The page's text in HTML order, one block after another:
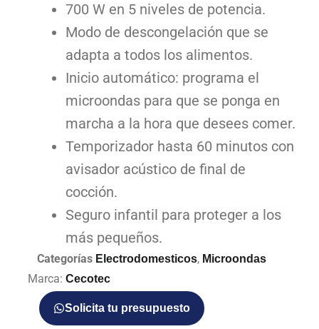
700 W en 5 niveles de potencia.
Modo de descongelación que se
adapta a todos los alimentos.
Inicio automático: programa el
microondas para que se ponga en
marcha a la hora que desees comer.
Temporizador hasta 60 minutos con
avisador acústico de final de
cocción.
Seguro infantil para proteger a los
más pequeños.
Categorías Electrodomesticos, Microondas
Marca: Cecotec
Solicita tu presupuesto